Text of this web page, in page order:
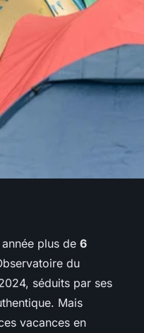
au
Pays
plus de 6
du
séduits par ses
Mais
vacances en